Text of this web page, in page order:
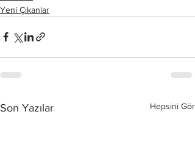
Yeni Çıkanlar
Son Yazılar Hepsini Gör